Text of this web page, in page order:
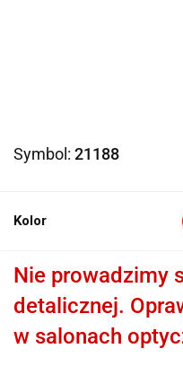
Symbol: 21188
Kolor
Nie prowadzimy
detalicznej.
w salonach